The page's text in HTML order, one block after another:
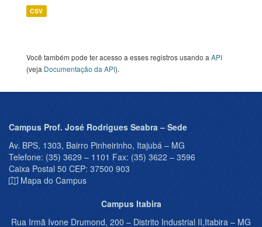
CSV
Você também pode ter acesso a esses registros usando a API
(veja Documentação da API).
Campus Prof. José Rodrigues Seabra – Sede
Av. BPS, 1303, Bairro Pinheirinho, Itajubá – MG
Telefone: (35) 3629 – 1101 Fax: (35) 3622 – 3596
Caixa Postal 50 CEP: 37500 903
Mapa do Campus
Campus Itabira
Rua Irmã Ivone Drumond, 200 – Distrito Industrial II,Itabira – MG